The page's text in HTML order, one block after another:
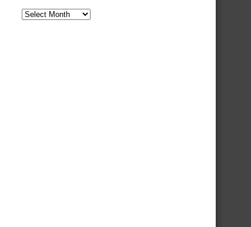
Archives